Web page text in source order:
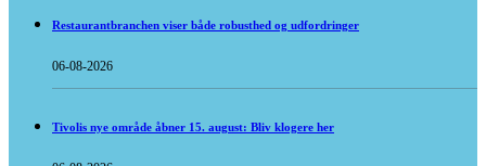
Restaurantbranchen viser både robusthed og udfordringer
06-08-2026
Tivolis nye område åbner 15. august: Bliv klogere her